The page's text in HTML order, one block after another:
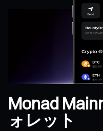
Monad
ォレット